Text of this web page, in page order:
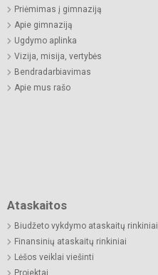
Priėmimas į gimnaziją
Apie gimnaziją
Ugdymo aplinka
Vizija, misija, vertybės
Bendradarbiavimas
Apie mus rašo
Ataskaitos
Biudžeto vykdymo ataskaitų rinkiniai
Finansinių ataskaitų rinkiniai
Lėšos veiklai viešinti
Projektai